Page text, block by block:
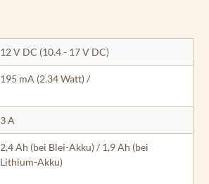
12 V DC (10.4 - 17 V DC)
195 mA (2.34 Watt) /
3 A
2,4 Ah (bei Blei-Akku) / 1,9 Ah (bei
Lithium-Akku)